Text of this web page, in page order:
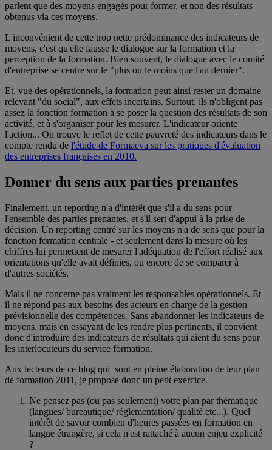
parlent que des moyens engagés pour former, et non des résultats
obtenus via ces moyens.
L'inconvénient de cette trop nette prédominance des indicateurs de
moyens, c'est qu'elle fausse le dialogue sur la formation et la
perception de la formation. Bien souvent, le dialogue avec le comité
d'entreprise se centre sur le "plus ou le moins que l'an dernier".
Et, vue des opérationnels, la formation peut ainsi rester un domaine
relevant "du social", aux effets incertains. Surtout, ils n'obligent pas
assez la fonction formation à se poser la question des résultats de son
activité, et à s'organiser pour les mesurer. L'indicateur oriente
l'action... On trouve le reflet de cette pauvreté des indicateurs dans le
compte rendu de l'étude de Formaeva sur les pratiques d'évaluation
des entreprises françaises en 2010.
Donner du sens aux parties prenantes
Finalement, un reporting n'a d'intérêt que s'il a du sens pour
l'ensemble des parties prenantes, et s'il sert d'appui à la prise de
décision. Un reporting centré sur les moyens n'a de sens que pour la
fonction formation centrale - et seulement dans la mesure où les
chiffres lui permettent de mesurer l'adéquation de l'effort réalisé aux
orientations qu'elle avait définies, ou encore de se comparer à
d'autres sociétés.
Mais il ne concerne pas vraiment les responsables opérationnels. Et
il ne répond pas aux besoins des acteurs en charge de la gestion
prévisionnelle des compétences. Sans abandonner les indicateurs de
moyens, mais en essayant de les rendre plus pertinents, il convient
donc d'introduire des indicateurs de résultats qui aient du sens pour
les interlocuteurs du service formation.
Aux lecteurs de ce blog qui sont en pleine élaboration de leur plan
de formation 2011, je propose donc un petit exercice.
Ne pensez pas (ou pas seulement) votre plan par thématique
(langues/ bureautique/ réglementation/ qualité etc...). Quel
intérêt de savoir combien d'heures passées en formation en
langue étrangère, si cela n'est rattaché à aucun enjeu explicité
?